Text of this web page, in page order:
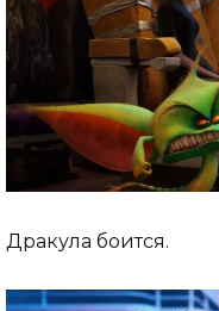
Дракула боится.